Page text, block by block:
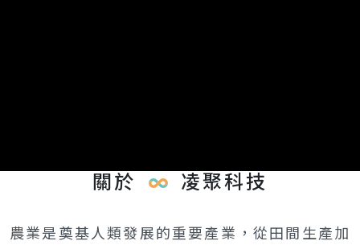
關於 凌聚科技
農業是奠基人類發展的重要產業，從田間生產加